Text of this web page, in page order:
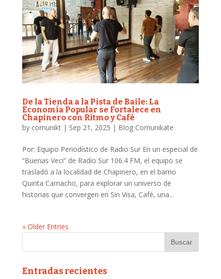
De la Tienda a la Pista de Baile: La
Economía Popular se Fortalece en
Chapinero con Ritmo y Café
by comunikt| Sep 21, 2025 | Blog Comunikate
Por: Equipo Periodístico de Radio Sur En un especial de
“Buenas Veci” de Radio Sur 106.4 FM, el equipo se
trasladó a la localidad de Chapinero, en el barrio
Quinta Camacho, para explorar un universo de
historias que convergen en Sin Visa, Café, una...
« Older Entries
Entradas recientes